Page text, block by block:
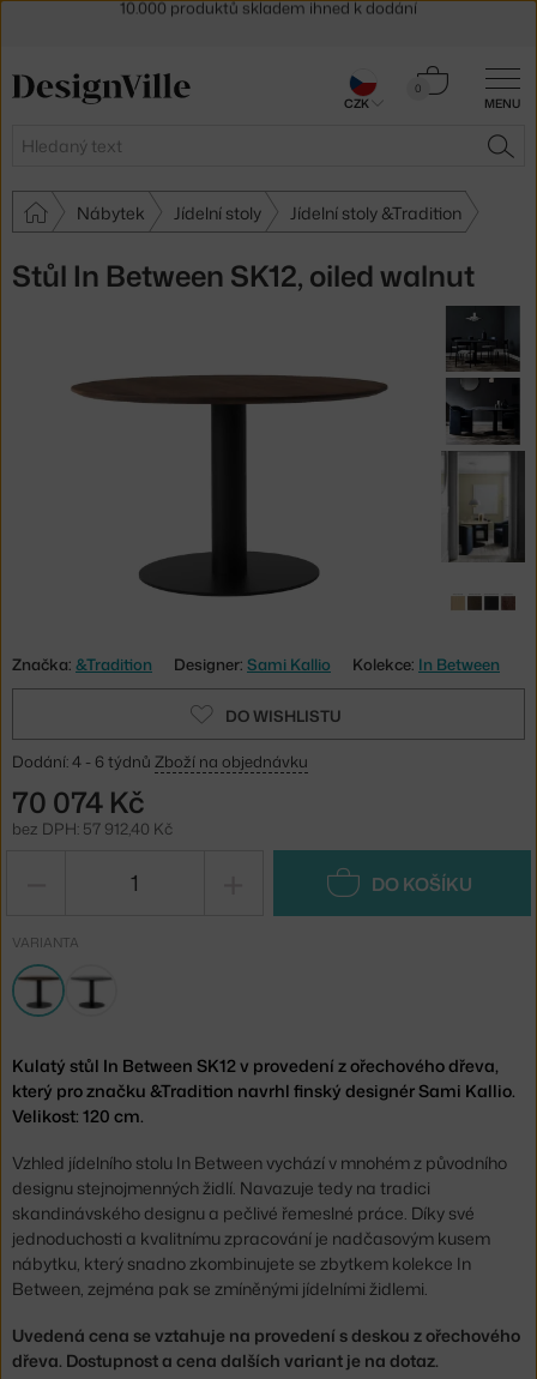
MENU
Hledat
0
Košík
Nábytek Jídelní stoly Jídelní stoly &Tradition
Stůl In Between SK12, oiled walnut
Značka: &Tradition Designer: Sami Kallio Kolekce: In Between
DO WISHLISTU
Dodání: 4 - 6 týdnů Zboží na objednávku
70 074 Kč
bez DPH: 57 912,40 Kč
DO KOŠÍKU
VARIANTA
Kulatý stůl In Between SK12 v provedení z ořechového dřeva,
který pro značku &Tradition navrhl finský designér Sami Kallio.
Velikost: 120 cm.
Vzhled jídelního stolu In Between vychází v mnohém z původního
designu stejnojmenných židlí. Navazuje tedy na tradici
skandinávského designu a pečlivé řemeslné práce. Díky své
jednoduchosti a kvalitnímu zpracování je nadčasovým kusem
nábytku, který snadno zkombinujete se zbytkem kolekce In
Between, zejména pak se zmíněnými jídelními židlemi.
Uvedená cena se vztahuje na provedení s deskou z ořechového
dřeva. Dostupnost a cena dalších variant je na dotaz.
30 dní na vrácení zboží
CZK